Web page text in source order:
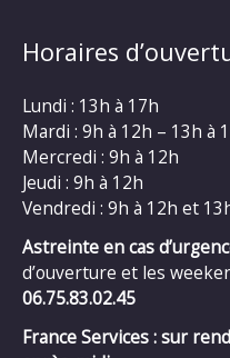
Horaires
Lundi : 13h à 17h
Mardi : 9h à 12h – 13h à
Mercredi : 9h à 12h
Jeudi : 9h à 12h
Vendredi : 9h à 12h et
Astreinte en cas
d’ouverture et les
06.75.83.02.45
France Services : sur